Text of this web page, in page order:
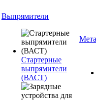
Выпрямители
Стартерные
выпрямители
(ВАСТ)